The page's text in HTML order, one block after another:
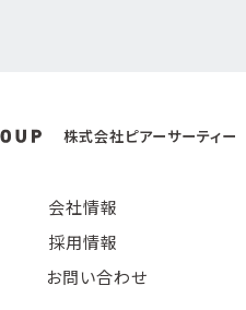
株式会社ピアーサーティー
会社情報
採用情報
お問い合わせ